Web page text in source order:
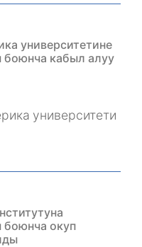
университетине
кабыл алуу
университети
окуп